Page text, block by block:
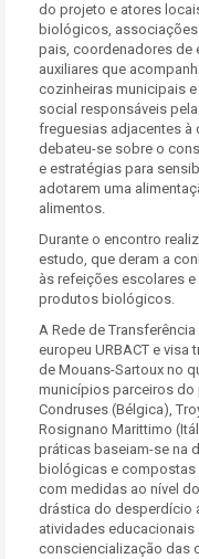
do projeto e atores
biológicos,
pais, coordenadores de
auxiliares que
cozinheiras municipais
social responsáveis
freguesias adjacentes à
debateu-se sobre o
e estratégias para
adotarem uma
alimentos.
Durante o encontro
estudo, que deram a
às refeições escolares
produtos biológicos.
A Rede de
europeu URBACT e
de Mouans-Sartoux no
municípios parceiros do
Condruses (Bélgica),
Rosignano Marittimo
práticas baseiam-se na
biológicas e
com medidas ao nível
drástica do desperdício
atividades
consciencialização das